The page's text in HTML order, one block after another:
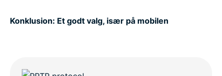
Konklusion: Et godt valg, især på mobilen